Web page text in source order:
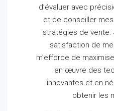
d’évaluer avec
et de conseiller
stratégies de vente.
satisfaction de
m’efforce de
en œuvre des
innovantes et en
obtenir les